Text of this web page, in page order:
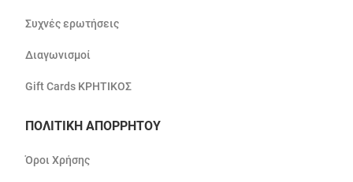
Συχνές ερωτήσεις
Διαγωνισμοί
Gift Cards ΚΡΗΤΙΚΟΣ
ΠΟΛΙΤΙΚΗ ΑΠΟΡΡΗΤΟΥ
Όροι Χρήσης